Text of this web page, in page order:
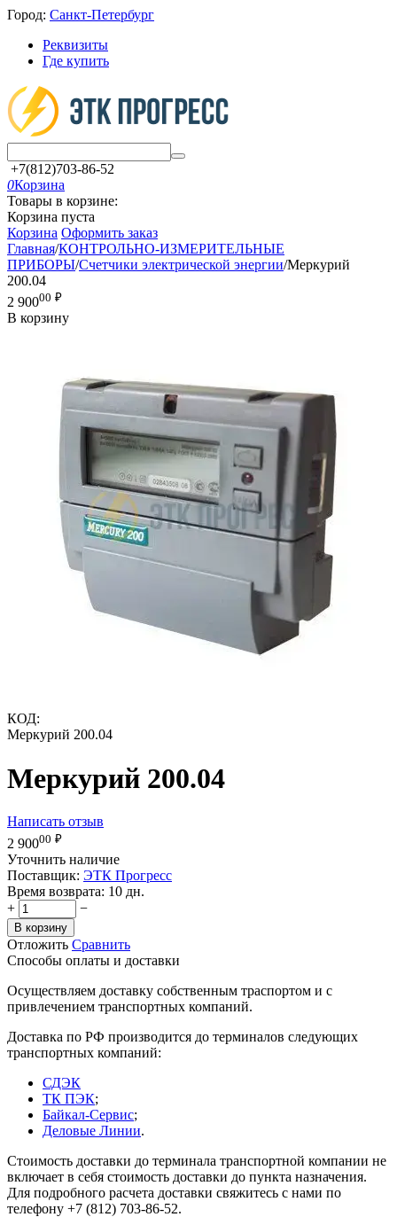
Город: Санкт-Петербург
Реквизиты
Где купить
+7(812)703-86-52
0Корзина
Товары в корзине:
Корзина пуста
Корзина Оформить заказ
Главная/КОНТРОЛЬНО-ИЗМЕРИТЕЛЬНЫЕ
ПРИБОРЫ/Счетчики электрической энергии/Меркурий
200.04
2 90000 ₽
В корзину
КОД:
Меркурий 200.04
Меркурий 200.04
Написать отзыв
2 90000 ₽
Уточнить наличие
Поставщик: ЭТК Прогресс
Время возврата: 10 дн.
+
−
В корзину
Отложить Сравнить
Способы оплаты и доставки
Осуществляем доставку собственным траспортом и с
привлечением транспортных компаний.
Доставка по РФ производится до терминалов следующих
транспортных компаний:
СДЭК
ТК ПЭК;
Байкал-Сервис;
Деловые Линии.
Стоимость доставки до терминала транспортной компании не
включает в себя стоимость доставки до пункта назначения.
Для подробного расчета доставки свяжитесь с нами по
телефону +7 (812) 703-86-52.